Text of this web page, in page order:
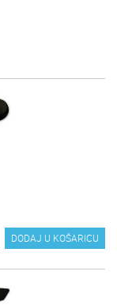
DODAJ U KOŠARICU